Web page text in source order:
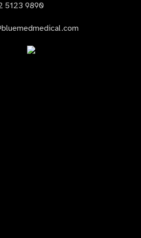
5123 9890